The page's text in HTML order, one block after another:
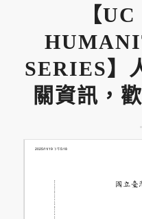
【
SERIES】
關資訊，